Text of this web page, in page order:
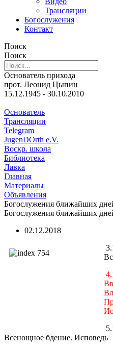
Трансляции
Богослужения
Контакт
Поиск
Поиск
Основатель прихода
прот. Леонид Цыпин
15.12.1945 - 30.10.2010
Основатель
Трансляции
Telegram
JugenDOrth e.V.
Воскр. школа
Библиотека
Лавка
Главная
Материалы
Объявления
Богослужения ближайших
Богослужения ближайших
02.12.2018
Всенощное бдение. Исповедь